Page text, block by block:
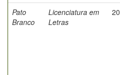
Pato
Branco
Licenciatura em
Letras